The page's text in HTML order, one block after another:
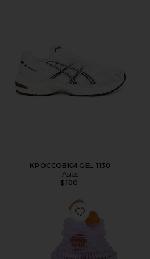
КРОССОВКИ GEL-1130
Asics
$100
Favorite